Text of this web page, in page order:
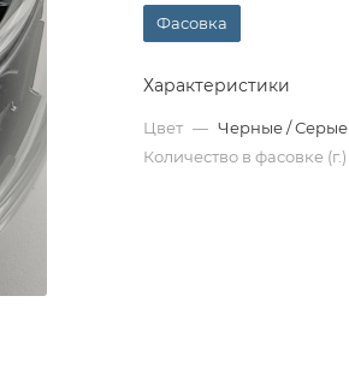
Фасовка
Характеристики
Цвет — Черные / Серые
Количество в фасовке (г.)